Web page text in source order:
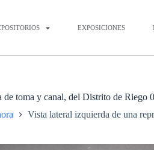
EXPOSICIONES
de toma y canal, del Distrito de Riego
Vista lateral izquierda de una